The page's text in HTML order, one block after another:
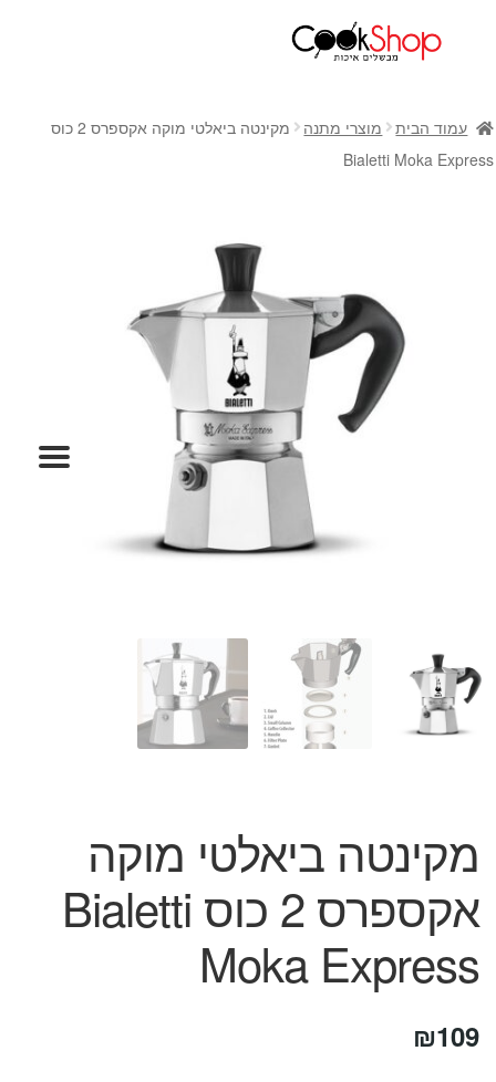
חנות
כלי בישול
גאדג'טס וכלי מטבח
אחסון למטבח
מאמרים
עגלת קניות
תשלום
עמוד הבית מוצרי מתנה
מקינטה ביאלטי מוקה אקספרס 2 כוס
Bialetti Moka Express
מקינטה ביאלטי מוקה
אקספרס 2 כוס Bialetti
Moka Express
₪109